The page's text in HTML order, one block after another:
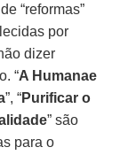
“reformas”
por
dizer
“A Humanae
”, “Purificar o
” são
para o